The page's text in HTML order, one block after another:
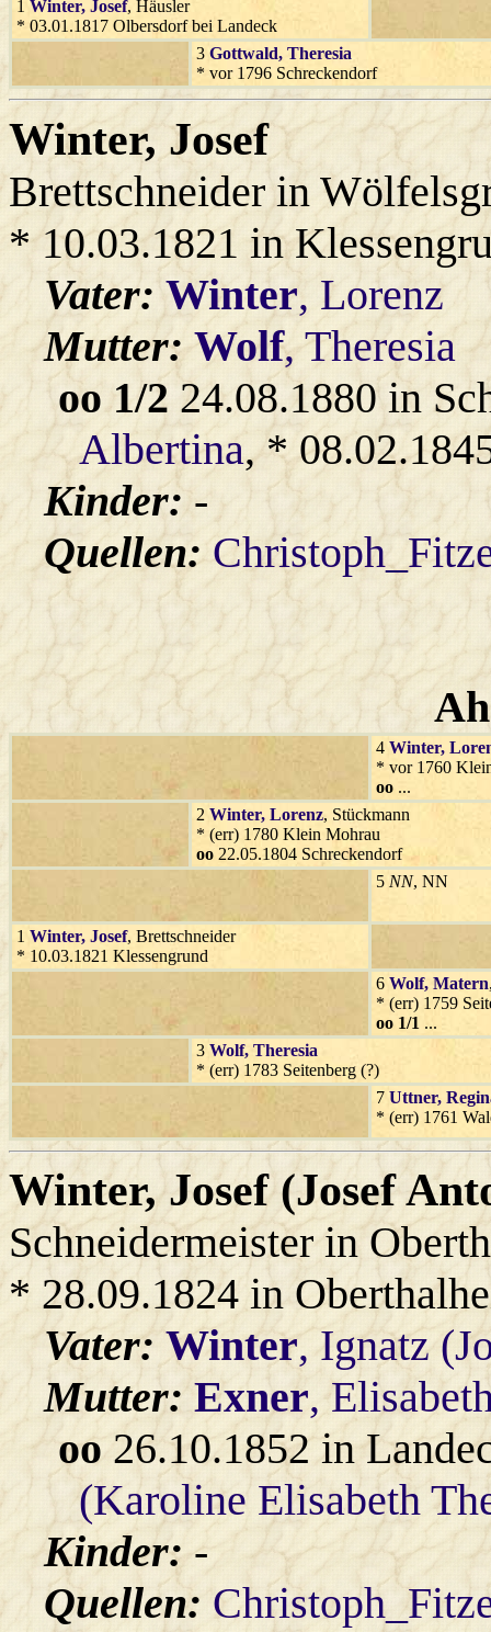
1 Winter, Josef, Häusler
* 03.01.1817 Olbersdorf bei Landeck
3 Gottwald, Theresia
* vor 1796 Schreckendorf
Winter, Josef
Brettschneider in
* 10.03.1821 in
Vater:Winter, Lorenz
Mutter:Wolf, Theresia
oo 1/2 24.08.1880 in
Albertina, *
Kinder:-
Quellen:
4 Winter,
* vor 1760
oo ...
2 Winter, Lorenz, Stückmann
* (err) 1780 Klein Mohrau
oo 22.05.1804 Schreckendorf
5 NN, NN
1 Winter, Josef, Brettschneider
* 10.03.1821 Klessengrund
6 Wolf, Matern
* (err) 1759
oo 1/1 ...
3 Wolf, Theresia
* (err) 1783 Seitenberg (?)
7 Uttner,
* (err) 1761
Winter, Josef (Josef
Schneidermeister in
* 28.09.1824 in
Vater:Winter, Ignatz
Mutter:Exner,
oo26.10.1852 in
(Karoline Elisabeth
Kinder:-
Quellen: